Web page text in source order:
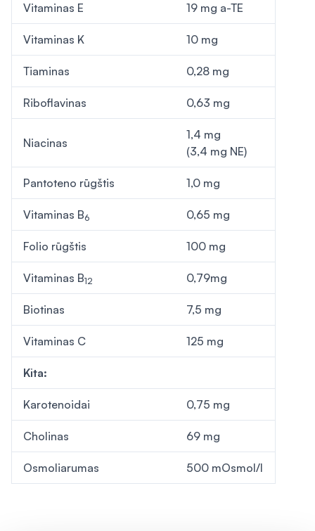
Vitaminas E 19 mg a-TE
Vitaminas K 10 mg
Tiaminas 0,28 mg
Riboflavinas 0,63 mg
Niacinas
1,4 mg
(3,4 mg NE)
Pantoteno rūgštis 1,0 mg
Vitaminas B6 0,65 mg
Folio rūgštis 100 mg
Vitaminas B12 0,79mg
Biotinas 7,5 mg
Vitaminas C 125 mg
Kita:
Karotenoidai 0,75 mg
Cholinas 69 mg
Osmoliarumas 500 mOsmol/l